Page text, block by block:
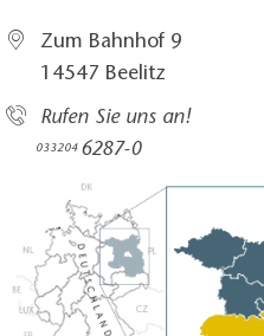
Zum Bahnhof 9
14547 Beelitz
Rufen Sie uns an!
033204 6287-0